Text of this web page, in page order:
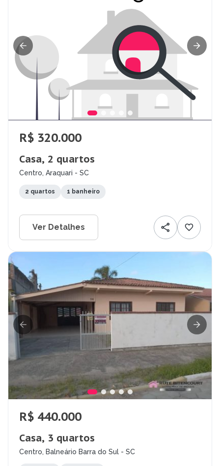
R$ 320.000
Casa, 2 quartos
Centro, Araquari - SC
2 quartos 1 banheiro
Ver Detalhes
R$ 440.000
Casa, 3 quartos
Centro, Balneário Barra do Sul - SC